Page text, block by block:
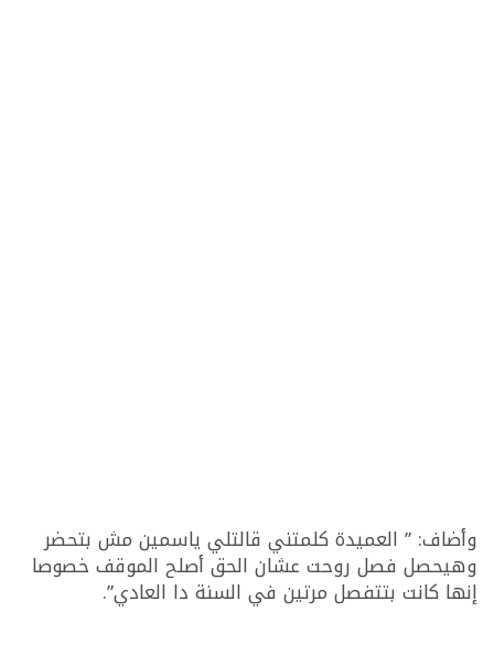
وأضاف: ” العميدة كلمتني قالتلي ياسمين مش بتحضر
وهيحصل فصل روحت عشان الحق أصلح الموقف خصوصا
إنها كانت بتتفصل مرتين في السنة دا العادي”.